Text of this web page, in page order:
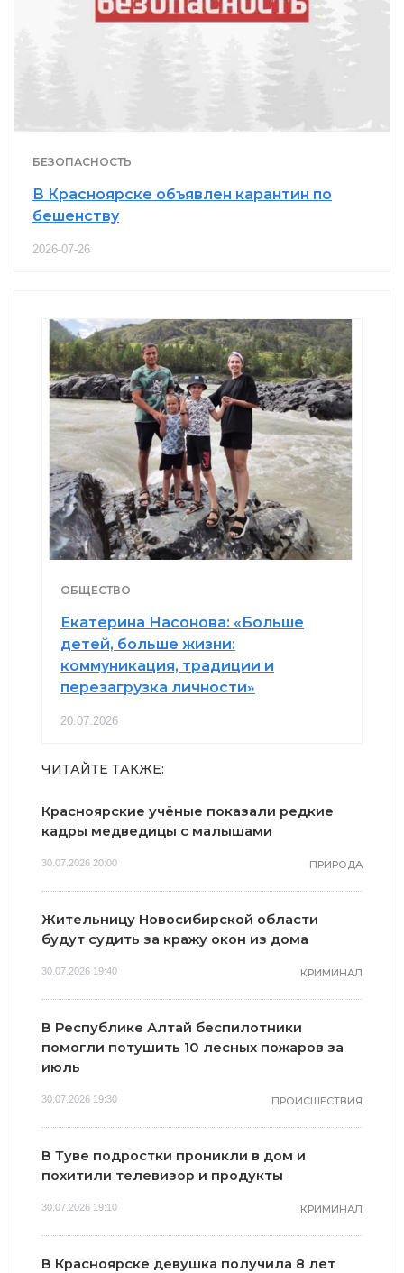
БЕЗОПАСНОСТЬ
В Красноярске объявлен карантин по
бешенству
2026-07-26
ОБЩЕСТВО
Екатерина Насонова: «Больше
детей, больше жизни:
коммуникация, традиции и
перезагрузка личности»
20.07.2026
ЧИТАЙТЕ ТАКЖЕ:
Красноярские учёные показали редкие
кадры медведицы с малышами
30.07.2026 20:00 ПРИРОДА
Жительницу Новосибирской области
будут судить за кражу окон из дома
30.07.2026 19:40 КРИМИНАЛ
В Республике Алтай беспилотники
помогли потушить 10 лесных пожаров за
июль
30.07.2026 19:30 ПРОИСШЕСТВИЯ
В Туве подростки проникли в дом и
похитили телевизор и продукты
30.07.2026 19:10 КРИМИНАЛ
В Красноярске девушка получила 8 лет